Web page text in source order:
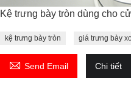
Kệ trưng bày tròn dùng cho
kệ trưng bày tròn giá trưng bày
 Send Email Chi tiết